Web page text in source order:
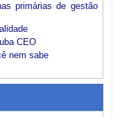
primárias de gestão
CEO
nem sabe